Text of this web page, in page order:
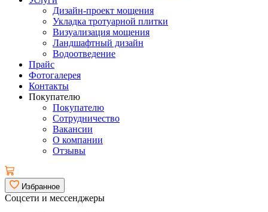
Дизайн-проект мощения
Укладка тротуарной плитки
Визуализация мощения
Ландшафтный дизайн
Водоотведение
Прайс
Фотогалерея
Контакты
Покупателю
Покупателю
Сотрудничество
Вакансии
О компании
Отзывы
Избранное
Соцсети и мессенджеры